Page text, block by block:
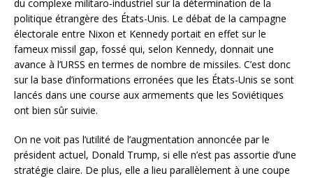
du complexe militaro-industriel sur la détermination de la
politique étrangère des États-Unis. Le débat de la campagne
électorale entre Nixon et Kennedy portait en effet sur le
fameux missil gap, fossé qui, selon Kennedy, donnait une
avance à l’URSS en termes de nombre de missiles. C’est donc
sur la base d’informations erronées que les États-Unis se sont
lancés dans une course aux armements que les Soviétiques
ont bien sûr suivie.
On ne voit pas l’utilité de l’augmentation annoncée par le
président actuel, Donald Trump, si elle n’est pas assortie d’une
stratégie claire. De plus, elle a lieu parallèlement à une coupe